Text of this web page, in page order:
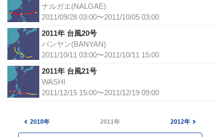
ナルガエ(NALGAE)
2011/09/28 03:00〜2011/10/05 03:00
2011年 台風20号
バンヤン(BANYAN)
2011/10/11 03:00〜2011/10/11 15:00
2011年 台風21号
WASHI
2011/12/15 15:00〜2011/12/19 09:00
2010年 2011年 2012年